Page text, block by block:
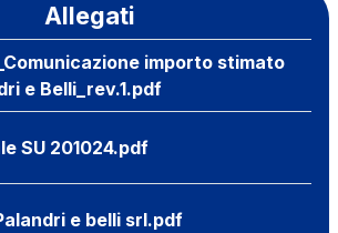
Allegati
importo stimato
e Belli_rev.1.pdf
SU 201024.pdf
e belli srl.pdf